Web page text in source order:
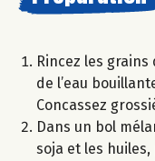
Rincez les
de l’eau
Concassez
Dans un bol
soja et les